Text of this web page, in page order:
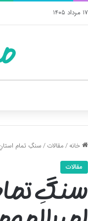
خانه/مقالات/سنگ‌ِ تمام
مقالات
سنگ‌ِ